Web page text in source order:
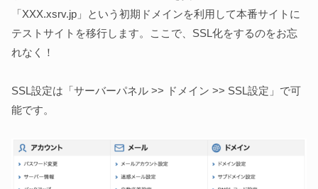
「XXX.xsrv.jp」という初期ドメインを利用して本番サイトに
テストサイトを移行します。ここで、SSL化をするのをお忘
れなく！
SSL設定は「サーバーパネル >> ドメイン >> SSL設定」で可
能です。